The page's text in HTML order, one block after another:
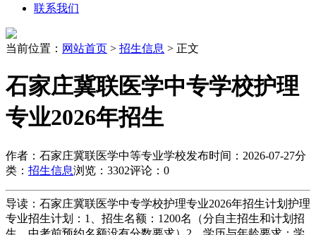
联系我们
当前位置： 网站首页 > 招生信息 > 正文
石家庄冀联医学中专学校护理
专业2026年招生
作者：石家庄冀联医学中等专业学校发布时间：2026-07-27分
类： 招生信息浏览：3302评论：0
导读：石家庄冀联医学中专学校护理专业2026年招生计划护理
专业招生计划：1、招生名额：1200名（分自主招生和计划招